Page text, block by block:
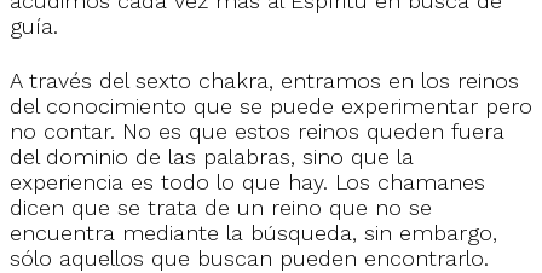
guía.
A través del sexto chakra, entramos en los reinos
del conocimiento que se puede experimentar pero
no contar. No es que estos reinos queden fuera
del dominio de las palabras, sino que la
experiencia es todo lo que hay. Los chamanes
dicen que se trata de un reino que no se
encuentra mediante la búsqueda, sin embargo,
sólo aquellos que buscan pueden encontrarlo.